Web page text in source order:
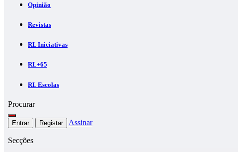
Opinião
Revistas
RL Iniciativas
RL+65
RL Escolas
Procurar
Entrar Registar Assinar
Secções